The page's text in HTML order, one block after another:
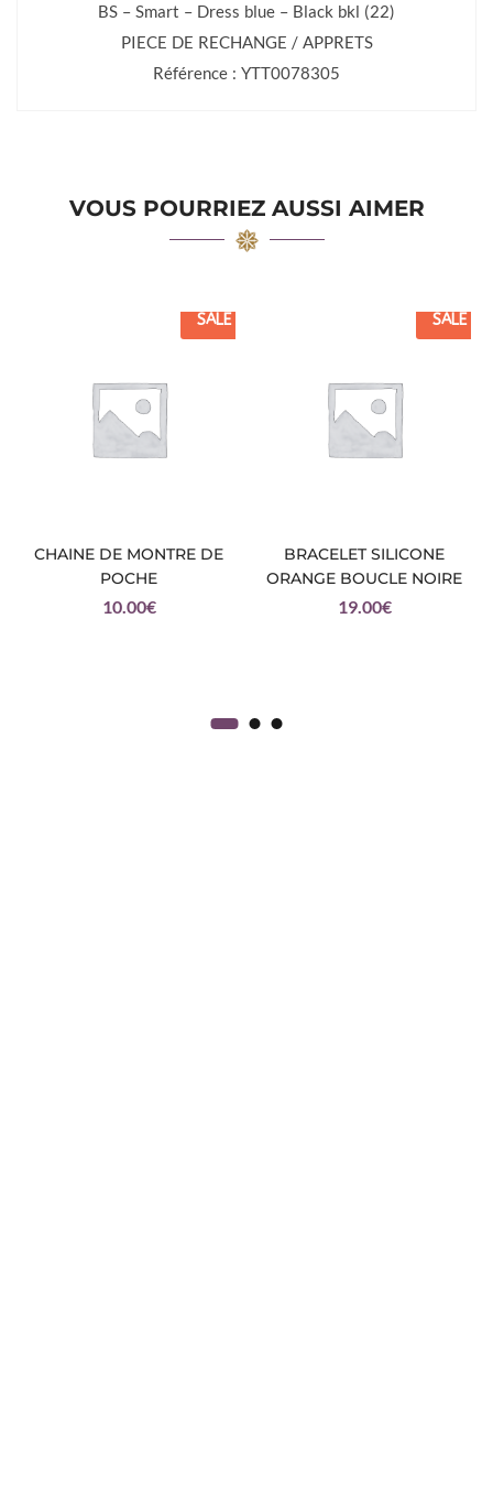
BS – Smart – Dress blue – Black bkl (22)
PIECE DE RECHANGE / APPRETS
Référence : YTT0078305
VOUS POURRIEZ AUSSI AIMER
SALE
CHAINE DE MONTRE DE
POCHE
10.00€
SALE
BRACELET SILICONE
ORANGE BOUCLE NOIRE
19.00€